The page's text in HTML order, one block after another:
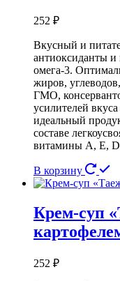
252 ₽
Вкусный и
антиоксиданты
омега-3.
жиров,
ГМО,
усилителей
идеальный
составе
витамины А, Е,
В корзину
Крем-суп
252 ₽